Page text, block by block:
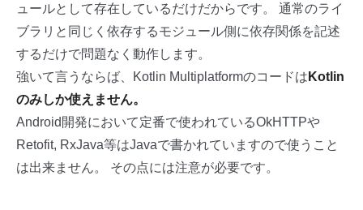
ュールとして存在しているだけだからです。 通常のライ
ブラリと同じく依存するモジュール側に依存関係を記述
するだけで問題なく動作します。
強いて言うならば、Kotlin Multiplatformのコードは Kotlin
のみしか使えません。
Android開発において定番で使われているOkHTTPや
Retofit, RxJava等はJavaで書かれていますので使うこと
は出来ません。 その点には注意が必要です。